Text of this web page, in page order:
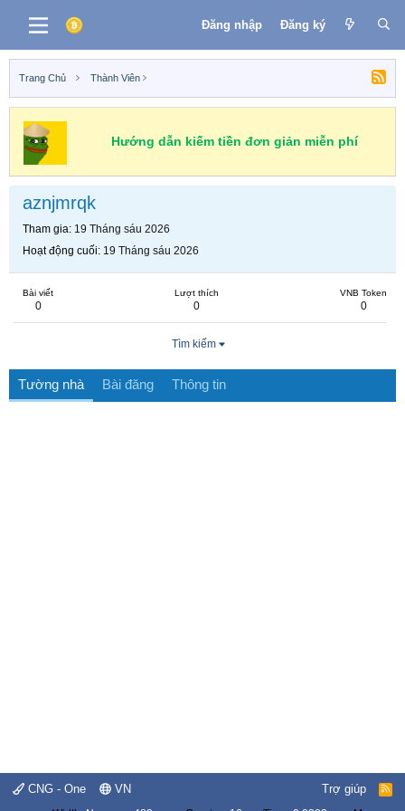
Đăng nhập Đăng ký
Trang Chủ Thành Viên
Hướng dẫn kiếm tiền đơn giản miễn phí
aznjmrqk
Tham gia 19 Tháng sáu 2026
Hoạt động cuối 19 Tháng sáu 2026
Bài viết
0
Lượt thích
0
VNB Token
0
Tìm kiếm
Tường nhà Bài đăng Thông tin
CNG - One VN Trợ giúp
R